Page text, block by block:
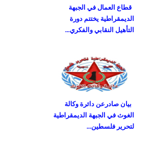
قطاع العمال في الجبهة
الديمقراطية يختتم دورة
التأهيل النقابي والفكري...
بيان صادرعن دائرة وكالة
الغوث في الجبهة الديمقراطية
لتحرير فلسطين...